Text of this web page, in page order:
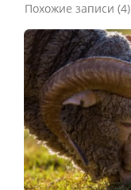
Похожие записи (4)